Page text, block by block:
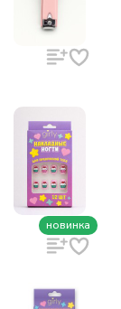
новинка